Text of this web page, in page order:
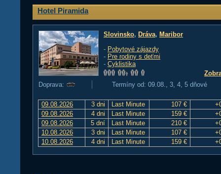
Hotel Piramida
Slovinsko, Dráva, Maribor
- Pobytové zájazdy
- Pre rodiny s deťmi
- Cyklistika
Doprava:
Termíny od: 09.08., 3, 4, 5 dňové
09.08.2026 3 dni Last Minute 107 €
09.08.2026
4 dni Last Minute 159 €
09.08.2026
5 dní Last Minute 210 €
10.08.2026
3 dni Last Minute 107 €
10.08.2026
4 dni Last Minute 159 €